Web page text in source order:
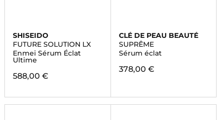
SHISEIDO
FUTURE SOLUTION LX
Enmei Sérum Éclat
Ultime
588,00 €
CLÉ DE PEAU BEAUTÉ
SUPRÊME
Sérum éclat
378,00 €